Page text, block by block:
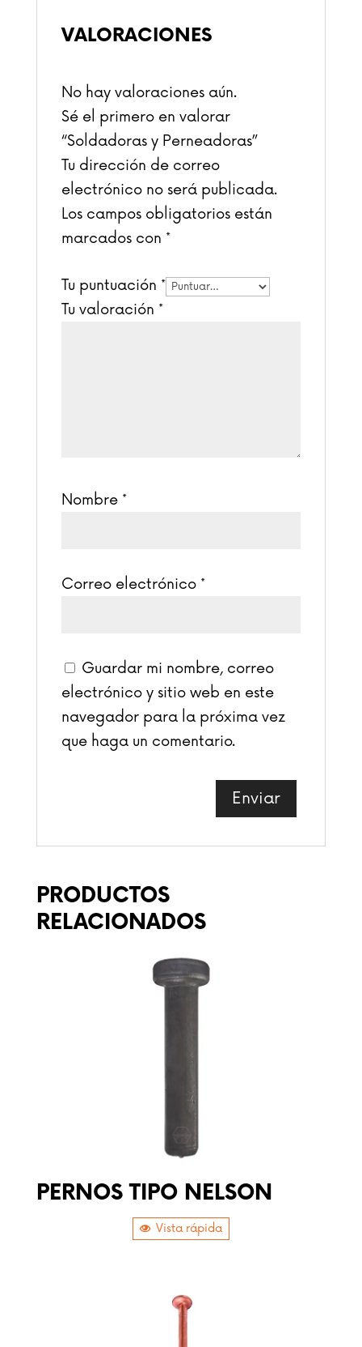
VALORACIONES
No hay valoraciones aún.
Sé el primero en valorar
“Soldadoras y Perneadoras”
Tu dirección de correo
electrónico no será publicada.
Los campos obligatorios están
marcados con *
Tu puntuación *
Tu valoración *
Nombre *
Correo electrónico *
Guardar mi nombre, correo
electrónico y sitio web en este
navegador para la próxima vez
que haga un comentario.
PRODUCTOS
RELACIONADOS
PERNOS TIPO NELSON
Vista rápida